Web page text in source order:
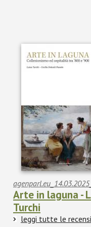
Arte in laguna -
Turchi
leggi tutte le